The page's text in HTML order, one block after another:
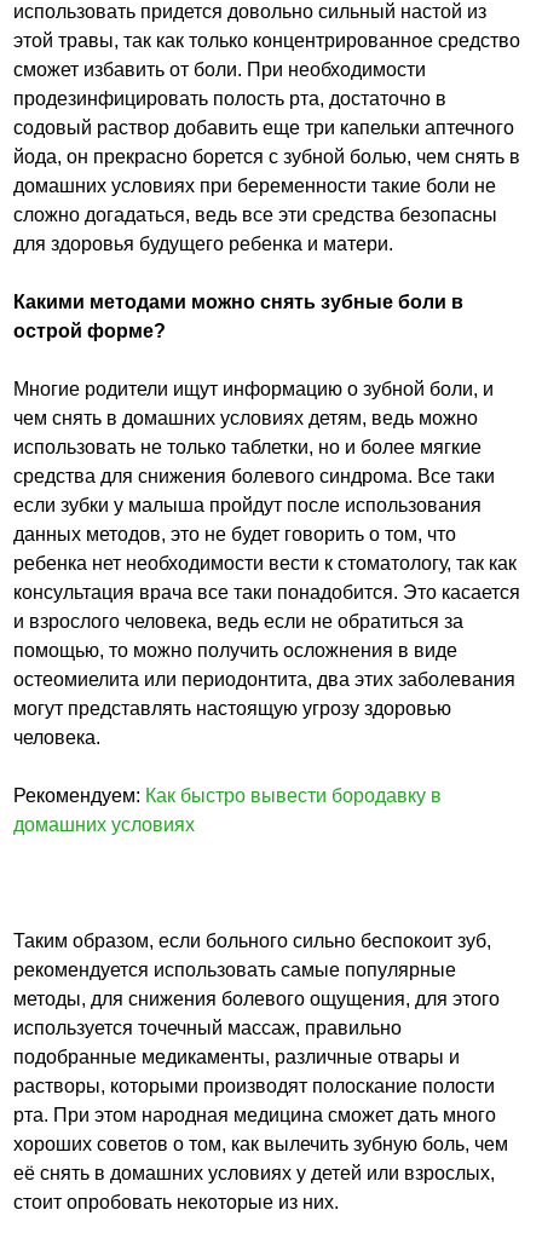
использовать придется довольно сильный настой из
этой травы, так как только концентрированное средство
сможет избавить от боли. При необходимости
продезинфицировать полость рта, достаточно в
содовый раствор добавить еще три капельки аптечного
йода, он прекрасно борется с зубной болью, чем снять в
домашних условиях при беременности такие боли не
сложно догадаться, ведь все эти средства безопасны
для здоровья будущего ребенка и матери.
Какими методами можно снять зубные боли в
острой форме?
Многие родители ищут информацию о зубной боли, и
чем снять в домашних условиях детям, ведь можно
использовать не только таблетки, но и более мягкие
средства для снижения болевого синдрома. Все таки
если зубки у малыша пройдут после использования
данных методов, это не будет говорить о том, что
ребенка нет необходимости вести к стоматологу, так как
консультация врача все таки понадобится. Это касается
и взрослого человека, ведь если не обратиться за
помощью, то можно получить осложнения в виде
остеомиелита или периодонтита, два этих заболевания
могут представлять настоящую угрозу здоровью
человека.
Рекомендуем: Как быстро вывести бородавку в
домашних условиях
Таким образом, если больного сильно беспокоит зуб,
рекомендуется использовать самые популярные
методы, для снижения болевого ощущения, для этого
используется точечный массаж, правильно
подобранные медикаменты, различные отвары и
растворы, которыми производят полоскание полости
рта. При этом народная медицина сможет дать много
хороших советов о том, как вылечить зубную боль, чем
её снять в домашних условиях у детей или взрослых,
стоит опробовать некоторые из них.